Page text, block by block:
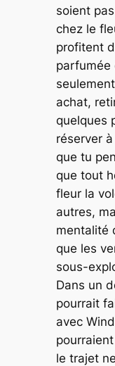
soient
chez le
profitent
parfumée
achat,
quelques
réserver
que tu
que tout
fleur la
autres,
mentalité
que les
sous-
Dans un
pourrait
avec
le trajet